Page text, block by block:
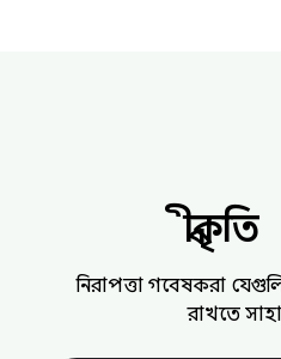
স্বীকৃতি
নিরাপত্তা গবেষকরা
রাখতে